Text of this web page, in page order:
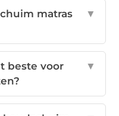
matras
▼
beste voor
▼